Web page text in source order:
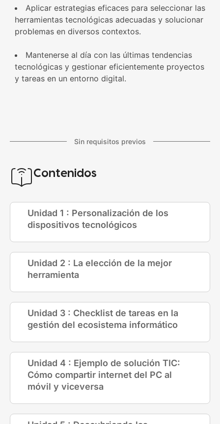
Aplicar estrategias eficaces para seleccionar las
herramientas tecnológicas adecuadas y solucionar
problemas en diversos contextos.
Mantenerse al día con las últimas tendencias
tecnológicas y gestionar eficientemente proyectos
y tareas en un entorno digital.
Sin requisitos previos
Contenidos
Unidad 1 : Personalización de los
dispositivos tecnológicos
Unidad 2 : La elección de la mejor
herramienta
Unidad 3 : Checklist de tareas en la
gestión del ecosistema informático
Unidad 4 : Ejemplo de solución TIC:
Cómo compartir internet del PC al
móvil y viceversa